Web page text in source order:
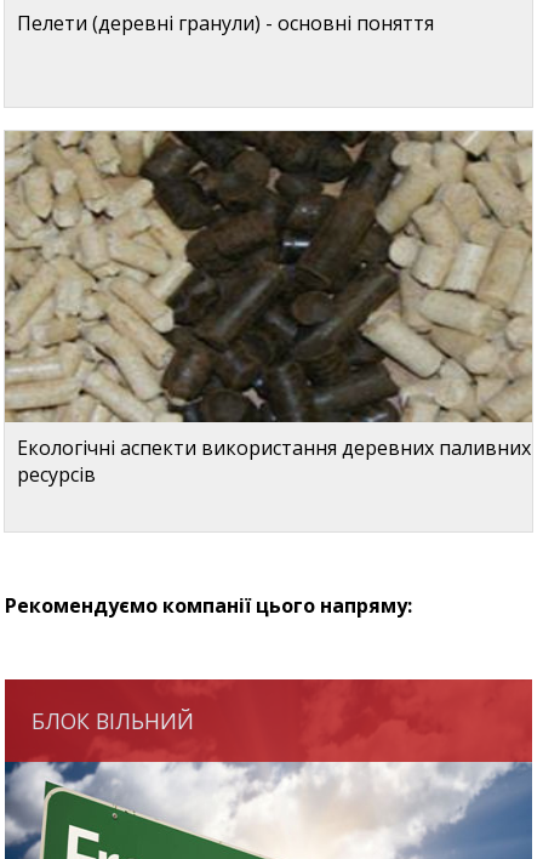
Пелети (деревні гранули) - основні поняття
Екологічні аспекти використання деревних паливних
ресурсів
Рекомендуємо компанії цього напряму:
БЛОК ВІЛЬНИЙ